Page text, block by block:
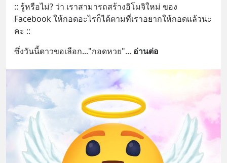
:: รู้หรือไม่? ว่า เราสามารถสร้างอิโมจิใหม่ ของ
Facebook ให้กอดอะไรก็ได้ตามที่เราอยากให้กอดเเล้วนะ
คะ ::
ซึ่งวันนี้ดาวขอเลือก..."กอดหวย"... อ่านต่อ